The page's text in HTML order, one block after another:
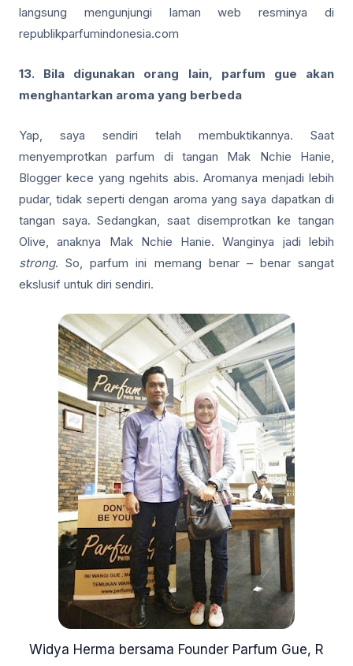
langsung mengunjungi laman web resminya di
republikparfumindonesia.com
13. Bila digunakan orang lain, parfum gue akan
menghantarkan aroma yang berbeda
Yap, saya sendiri telah membuktikannya. Saat
menyemprotkan parfum di tangan Mak Nchie Hanie,
Blogger kece yang ngehits abis. Aromanya menjadi lebih
pudar, tidak seperti dengan aroma yang saya dapatkan di
tangan saya. Sedangkan, saat disemprotkan ke tangan
Olive, anaknya Mak Nchie Hanie. Wanginya jadi lebih
strong. So, parfum ini memang benar – benar sangat
ekslusif untuk diri sendiri.
Widya Herma bersama Founder Parfum Gue, R